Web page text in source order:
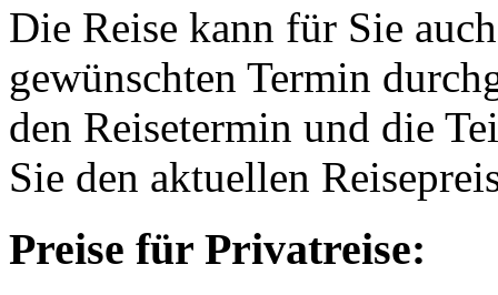
Die Reise kann für Sie
gewünschten Termin
den Reisetermin und die
Sie den aktuellen
Preise für Privatreise: